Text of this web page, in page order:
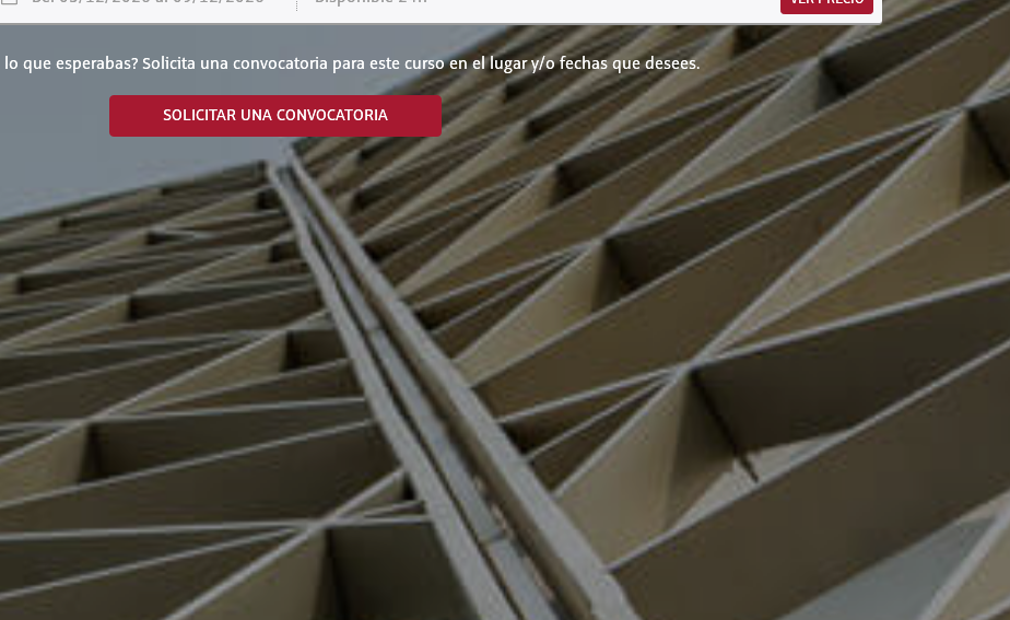
que esperabas? Solicita una convocatoria para este curso en el lugar y/o fechas que desees.
SOLICITAR UNA CONVOCATORIA